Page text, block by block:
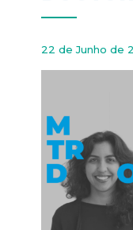
22 de Junho de